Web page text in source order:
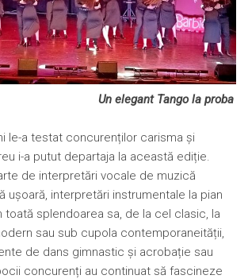
Tango la proba
le-a testat concurenților carisma și
i-a putut departaja la această ediție.
de interpretări vocale de muzică
ușoară, interpretări instrumentale la pian
toată splendoarea sa, de la cel clasic, la
sau sub cupola contemporaneității,
de dans gimnastic și acrobație sau
concurenți au continuat să fascineze